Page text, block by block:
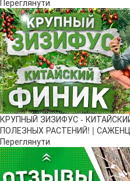
Переглянути
КРУПНЫЙ ЗИЗИФУС -
ПОЛЕЗНЫХ РАСТЕНИЙ! |
Переглянути